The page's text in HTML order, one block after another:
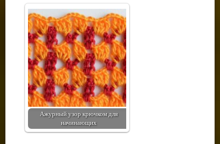
Ажурный узор крючком для
начинающих